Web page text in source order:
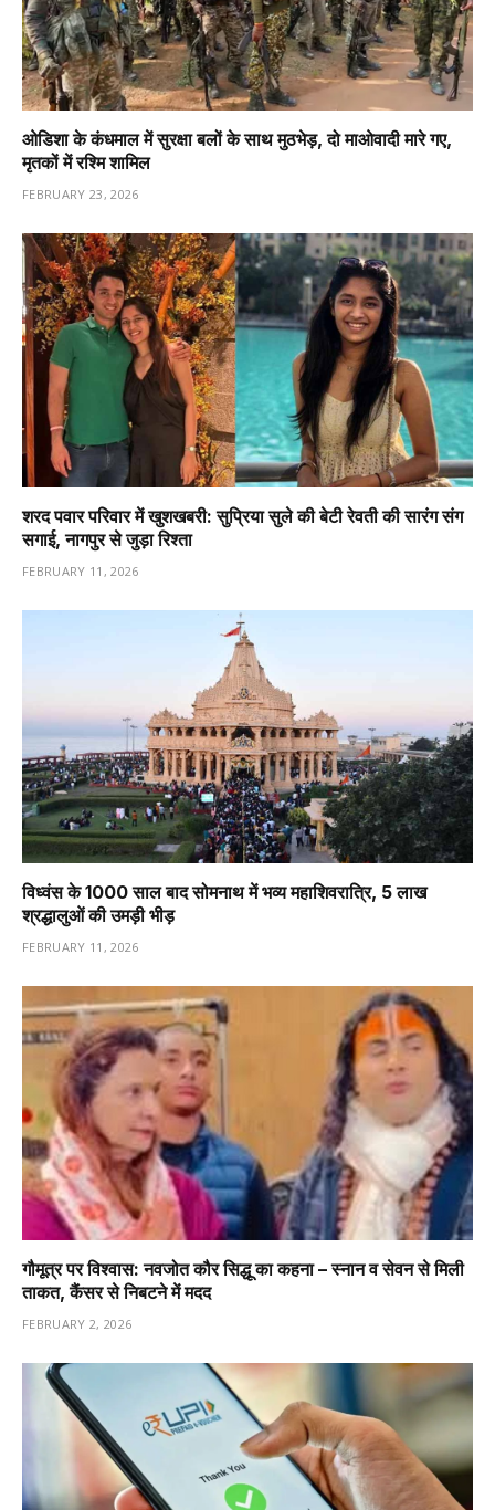
ओडिशा के कंधमाल में सुरक्षा बलों के साथ मुठभेड़, दो माओवादी मारे गए,
मृतकों में रश्मि शामिल
FEBRUARY 23, 2026
शरद पवार परिवार में खुशखबरी: सुप्रिया सुले की बेटी रेवती की सारंग संग
सगाई, नागपुर से जुड़ा रिश्ता
FEBRUARY 11, 2026
विध्वंस के 1000 साल बाद सोमनाथ में भव्य महाशिवरात्रि, 5 लाख
श्रद्धालुओं की उमड़ी भीड़
FEBRUARY 11, 2026
गौमूत्र पर विश्वास: नवजोत कौर सिद्धू का कहना – स्नान व सेवन से मिली
ताकत, कैंसर से निबटने में मदद
FEBRUARY 2, 2026